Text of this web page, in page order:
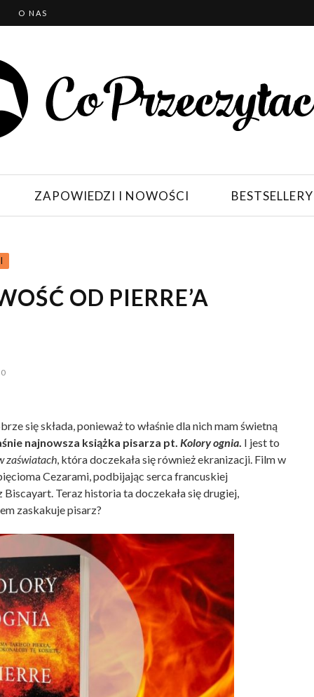
O NAS
ZAPOWIEDZI I NOWOŚCI BESTSELLERY
OD PIERRE’A
0
się składa, ponieważ to właśnie dla nich mam świetną
najnowsza książka pisarza pt. Kolory ognia. I jest to
zaświatach, która doczekała się również ekranizacji. Film w
Cezarami, podbijając serca francuskiej
Teraz historia ta doczekała się drugiej,
zaskakuje pisarz?